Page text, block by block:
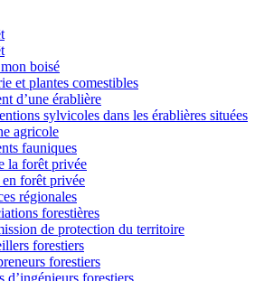
boisé
et plantes comestibles
d’une érablière
sylvicoles dans les érablières situées
agricole
fauniques
la forêt privée
forêt privée
régionales
forestières
de protection du territoire
forestiers
forestiers
d’ingénieurs forestiers